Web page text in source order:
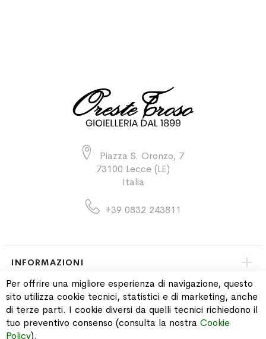
Piazza S. Oronzo, 7
73100 Lecce (LE)
Italia
+39 0832 243811
INFORMAZIONI
PAGAMENTI & SPEDIZIONI
CATALOGO
Per offrire una migliore esperienza di navigazione, questo
sito utilizza cookie tecnici, statistici e di marketing, anche
di terze parti. I cookie diversi da quelli tecnici richiedono il
tuo preventivo consenso (consulta la nostra Cookie
Policy).